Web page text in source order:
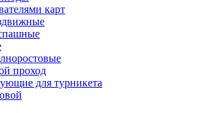
карт
проход
для турникета